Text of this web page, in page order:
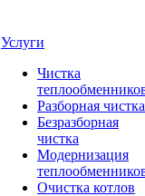
Услуги
Чистка
Разборная чистка
Безразборная
чистка
Модернизация
Очистка котлов